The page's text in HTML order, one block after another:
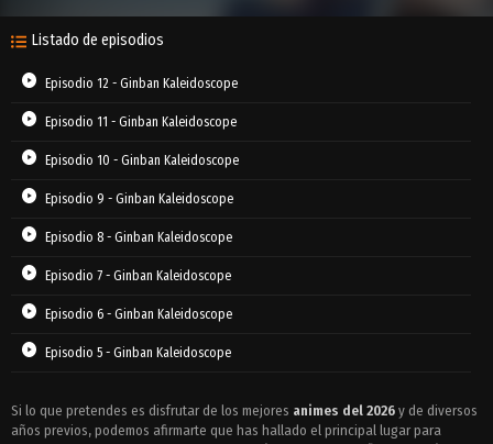
Listado de episodios
Episodio 12 - Ginban Kaleidoscope
Episodio 11 - Ginban Kaleidoscope
Episodio 10 - Ginban Kaleidoscope
Episodio 9 - Ginban Kaleidoscope
Episodio 8 - Ginban Kaleidoscope
Episodio 7 - Ginban Kaleidoscope
Episodio 6 - Ginban Kaleidoscope
Episodio 5 - Ginban Kaleidoscope
Episodio 3 - Ginban Kaleidoscope
Si lo que pretendes es disfrutar de los mejores animes del 2026 y de diversos
años previos, podemos afirmarte que has hallado el principal lugar para